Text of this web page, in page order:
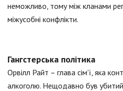
неможливо, тому між кланами
міжусобні конфлікти.
Гангстерська політика
Орвілл Райт – глава сім'ї, яка
алкоголю. Нещодавно був